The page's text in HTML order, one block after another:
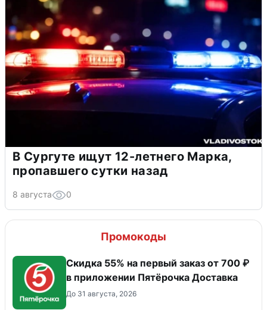
В Сургуте ищут 12-летнего Марка,
пропавшего сутки назад
8 августа 0
Промокоды
Скидка 55% на первый заказ от 700 ₽
в приложении Пятёрочка Доставка
До 31 августа, 2026